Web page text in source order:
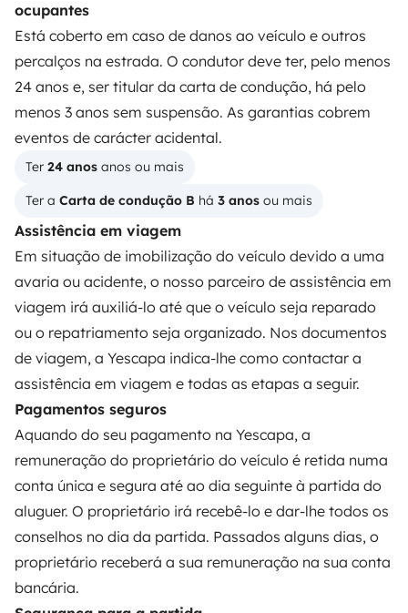
ocupantes
Está coberto em caso de danos ao veículo e outros
percalços na estrada. O condutor deve ter, pelo menos
24 anos e, ser titular da carta de condução, há pelo
menos 3 anos sem suspensão. As garantias cobrem
eventos de carácter acidental.
Ter 24 anos anos ou mais
Ter a Carta de condução B há 3 anos ou mais
Assistência em viagem
Em situação de imobilização do veículo devido a uma
avaria ou acidente, o nosso parceiro de assistência em
viagem irá auxiliá-lo até que o veículo seja reparado
ou o repatriamento seja organizado. Nos documentos
de viagem, a Yescapa indica-lhe como contactar a
assistência em viagem e todas as etapas a seguir.
Pagamentos seguros
Aquando do seu pagamento na Yescapa, a
remuneração do proprietário do veículo é retida numa
conta única e segura até ao dia seguinte à partida do
aluguer. O proprietário irá recebê-lo e dar-lhe todos os
conselhos no dia da partida. Passados alguns dias, o
proprietário receberá a sua remuneração na sua conta
bancária.
ALUGUER DE AUTOCARAVANAS
Como funciona?
Alugar uma autocaravana
Primeiros passos de autocaravana
Os comentários dos nossos utilizadores
Ajuda locatário
PROPRIETÁRIOS
Criar um anúncio
Contrato de aluguer
Seguro de aluguer
Assistências de aluguer
Ajuda proprietário
Modos de pagamento seguros